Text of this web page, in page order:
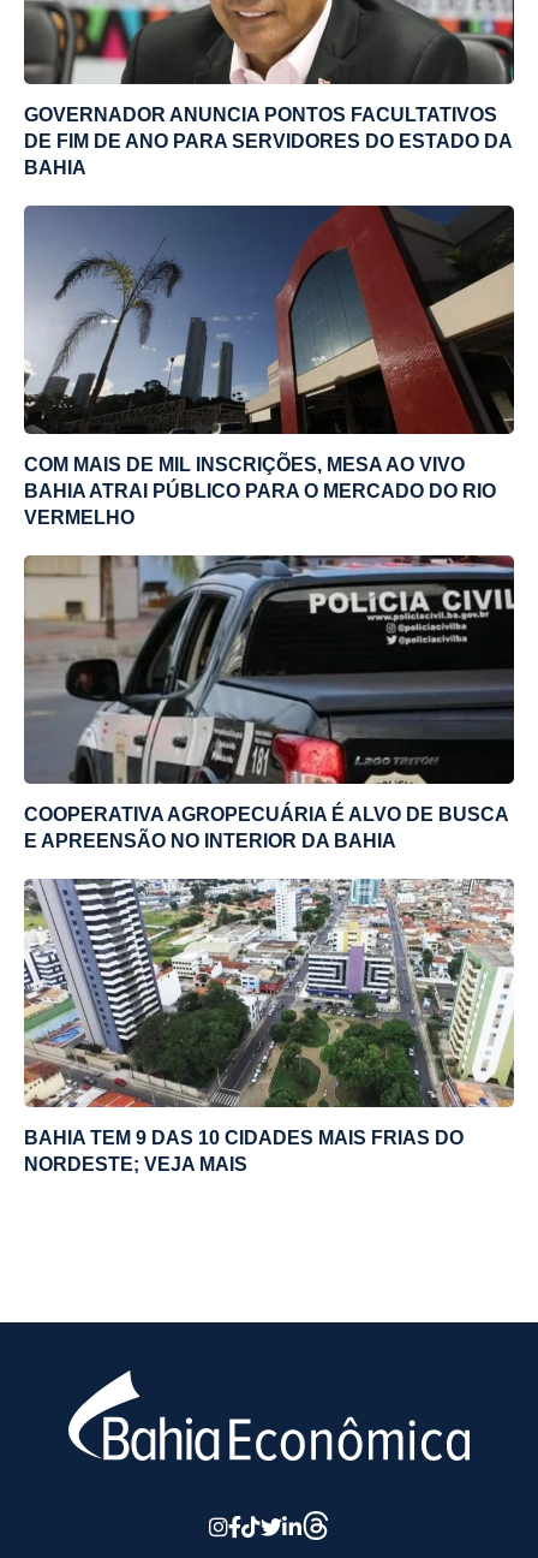
GOVERNADOR ANUNCIA PONTOS FACULTATIVOS
DE FIM DE ANO PARA SERVIDORES DO ESTADO DA
BAHIA
COM MAIS DE MIL INSCRIÇÕES, MESA AO VIVO
BAHIA ATRAI PÚBLICO PARA O MERCADO DO RIO
VERMELHO
COOPERATIVA AGROPECUÁRIA É ALVO DE BUSCA
E APREENSÃO NO INTERIOR DA BAHIA
BAHIA TEM 9 DAS 10 CIDADES MAIS FRIAS DO
NORDESTE; VEJA MAIS